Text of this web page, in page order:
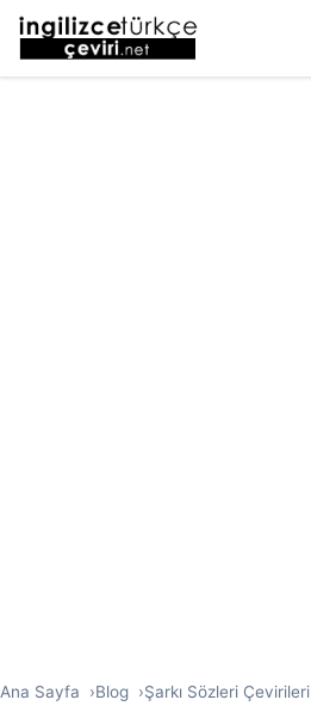
Ana Sayfa Blog
Şarkı Sözleri Çevirileri